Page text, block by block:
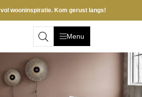
wooninspiratie. Kom gerust langs!
Menu